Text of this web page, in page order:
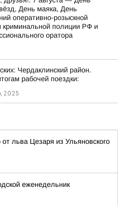
День маяка, День
оперативно-розыскной
криминальной полиции РФ и
оратора
Чердаклинский район.
рабочей поездки:
20:25
льва Цезаря из Ульяновского
еженедельник